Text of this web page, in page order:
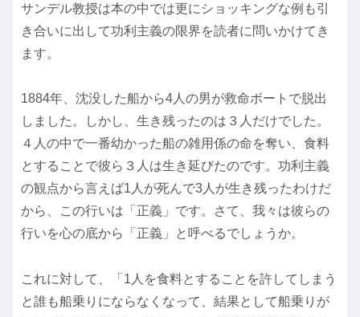
サンデル教授は本の中では更にショッキングな例も引
き合いに出して功利主義の限界を読者に問いかけてき
ます。
1884年、沈没した船から4人の男が救命ボートで脱出
しました。しかし、生き残ったのは３人だけでした。
４人の中で一番幼かった船の雑用係の命を奪い、食料
とすることで彼ら３人は生き延びたのです。功利主義
の観点から言えば1人が死んで3人が生き残ったわけだ
から、この行いは「正義」です。さて、我々は彼らの
行いを心の底から「正義」と呼べるでしょうか。
これに対して、「1人を食料とすることを許してしまう
と誰も船乗りにならなくなって、結果として船乗りが